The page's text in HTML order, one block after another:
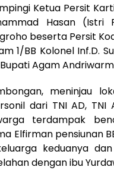
Ketua Persit
Hasan (Istri
beserta Persit
1/BB Kolonel Inf.D.
Agam
meninjau
dari TNI AD, TNI
terdampak
Elfirman pensiunan
keduanya
dengan ibu